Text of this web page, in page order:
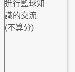
進行籃球知
識的交流
(不算分)